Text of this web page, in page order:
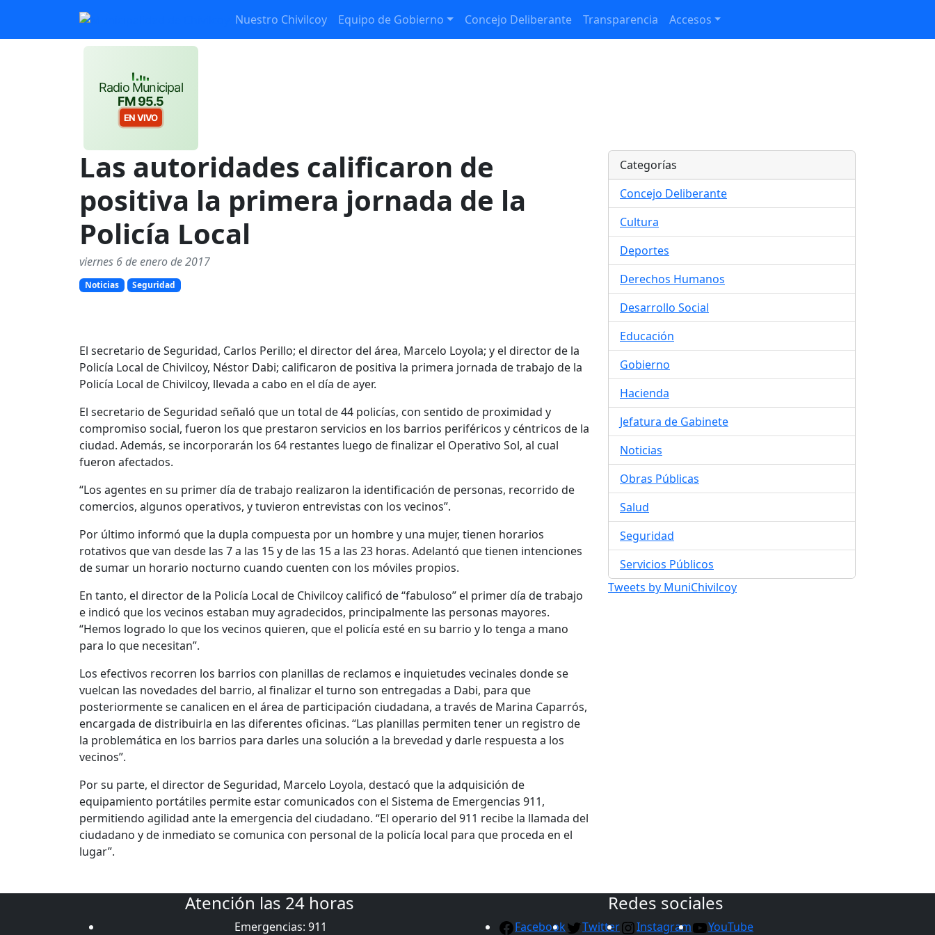
Nuestro Chivilcoy Equipo de Gobierno Concejo Deliberante Transparencia Accesos
Radio Municipal
FM 95.5
EN VIVO
Las autoridades calificaron de
positiva la primera jornada de la
Policía Local
viernes 6 de enero de 2017
Noticias Seguridad
El secretario de Seguridad, Carlos Perillo; el director del área, Marcelo Loyola; y el director de la
Policía Local de Chivilcoy, Néstor Dabi; calificaron de positiva la primera jornada de trabajo de la
Policía Local de Chivilcoy, llevada a cabo en el día de ayer.
El secretario de Seguridad señaló que un total de 44 policías, con sentido de proximidad y
compromiso social, fueron los que prestaron servicios en los barrios periféricos y céntricos de la
ciudad. Además, se incorporarán los 64 restantes luego de finalizar el Operativo Sol, al cual
fueron afectados.
“Los agentes en su primer día de trabajo realizaron la identificación de personas, recorrido de
comercios, algunos operativos, y tuvieron entrevistas con los vecinos”.
Por último informó que la dupla compuesta por un hombre y una mujer, tienen horarios
rotativos que van desde las 7 a las 15 y de las 15 a las 23 horas. Adelantó que tienen intenciones
de sumar un horario nocturno cuando cuenten con los móviles propios.
En tanto, el director de la Policía Local de Chivilcoy calificó de “fabuloso” el primer día de trabajo
e indicó que los vecinos estaban muy agradecidos, principalmente las personas mayores.
“Hemos logrado lo que los vecinos quieren, que el policía esté en su barrio y lo tenga a mano
para lo que necesitan”.
Los efectivos recorren los barrios con planillas de reclamos e inquietudes vecinales donde se
vuelcan las novedades del barrio, al finalizar el turno son entregadas a Dabi, para que
posteriormente se canalicen en el área de participación ciudadana, a través de Marina Caparrós,
encargada de distribuirla en las diferentes oficinas. “Las planillas permiten tener un registro de
la problemática en los barrios para darles una solución a la brevedad y darle respuesta a los
vecinos”.
Por su parte, el director de Seguridad, Marcelo Loyola, destacó que la adquisición de
equipamiento portátiles permite estar comunicados con el Sistema de Emergencias 911,
permitiendo agilidad ante la emergencia del ciudadano. “El operario del 911 recibe la llamada del
ciudadano y de inmediato se comunica con personal de la policía local para que proceda en el
lugar”.
Categorías
Concejo Deliberante
Cultura
Deportes
Derechos Humanos
Desarrollo Social
Educación
Gobierno
Hacienda
Jefatura de Gabinete
Noticias
Obras Públicas
Salud
Seguridad
Servicios Públicos
Tweets by MuniChivilcoy
Atención las 24 horas
Emergencias: 911
Redes sociales
Facebook Twitter Instagram YouTube